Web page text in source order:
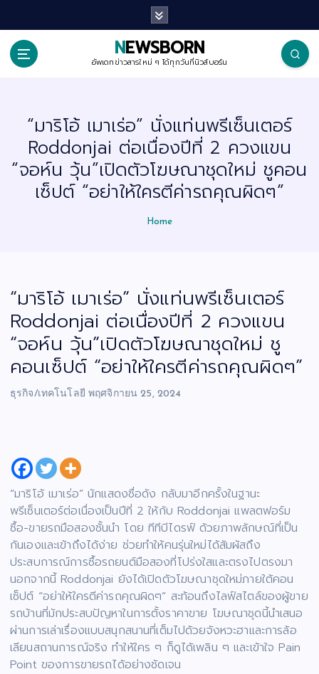
i
NEWSBORN
อัพเดทข่าวสารใหม่ ๆ ได้ทุกวันที่นิวส์บอร์น
“มาริโอ้ เมาเร่อ” นั่งแท่นพรีเซ็นเตอร์
Roddonjai ต่อเนื่องปีที่ 2 ควงแขน
“จอห์น วุ้น”เปิดตัวโฆษณาชุดใหม่ ชูคอน
เซ็ปต์ “อย่าให้ใครตีค่ารถคุณผิดๆ”
Home
“มาริโอ้ เมาเร่อ” นั่งแท่นพรีเซ็นเตอร์
Roddonjai ต่อเนื่องปีที่ 2 ควงแขน
“จอห์น วุ้น”เปิดตัวโฆษณาชุดใหม่ ชู
คอนเซ็ปต์ “อย่าให้ใครตีค่ารถคุณผิดๆ”
ธุรกิจ/เทคโนโลยี พฤศจิกายน 25, 2024
“มาริโอ้ เมาเร่อ” นักแสดงชื่อดัง กลับมาอีกครั้งในฐานะ
พรีเซ็นเตอร์ต่อเนื่องเป็นปีที่ 2 ให้กับ Roddonjai แพลตฟอร์ม
ซื้อ-ขายรถมือสองชั้นนำ โดย ทีทีบีไดรฟ์ ด้วยภาพลักษณ์ที่เป็น
กันเองและเข้าถึงได้ง่าย ช่วยทำให้คนรุ่นใหม่ได้สัมผัสถึง
ประสบการณ์การซื้อรถยนต์มือสองที่โปร่งใสและตรงไปตรงมา
นอกจากนี้ Roddonjai ยังได้เปิดตัวโฆษณาชุดใหม่ภายใต้คอน
เซ็ปต์ “อย่าให้ใครตีค่ารถคุณผิดๆ” สะท้อนถึงไลฟ์สไตล์ของผู้ขาย
รถบ้านที่มักประสบปัญหาในการตั้งราคาขาย โฆษณาชุดนี้นำเสนอ
ผ่านการเล่าเรื่องแบบสนุกสนานที่เต็มไปด้วยจังหวะฮาและการล้อ
เลียนสถานการณ์จริง ทำให้ใคร ๆ ก็ดูได้เพลิน ๆ และเข้าใจ Pain
Point ของการขายรถได้อย่างชัดเจน